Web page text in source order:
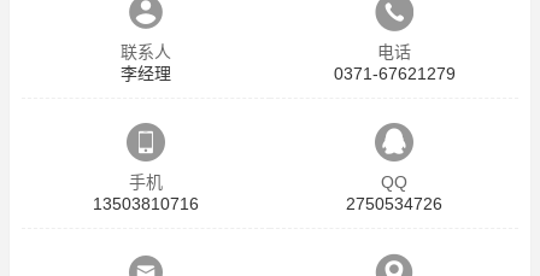
联系人
李经理
电话
0371-67621279
手机
13503810716
QQ
2750534726